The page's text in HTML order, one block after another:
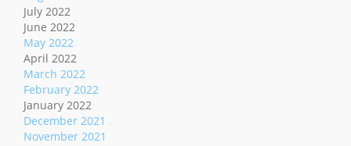
July 2022
June 2022
May 2022
April 2022
March 2022
February 2022
January 2022
December 2021
November 2021